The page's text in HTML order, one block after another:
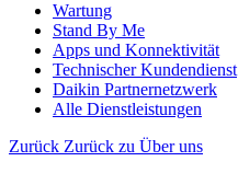
Wartung
Stand By Me
Apps und Konnektivität
Technischer Kundendienst
Daikin Partnernetzwerk
Alle Dienstleistungen
Zurück Zurück zu Über uns